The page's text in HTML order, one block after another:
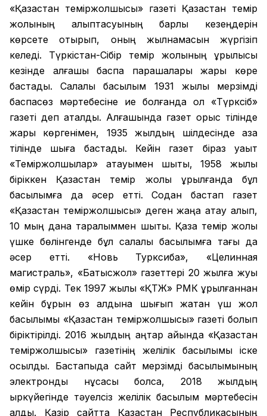
«Қазақстан теміржолшысы» газеті Қазақстан темір
жолының қалыптасуының барлық кезеңдерін
көрсете отырып, оның жылнамасын жүргізіп
келеді. Түркістан-Сібір темір жолының құрылысы
кезінде алғашқы баспа парақшалары жарық көре
бастады. Салалық басылым 1931 жылы мерзімді
баспасөз мәртебесіне ие болғанда ол «Түрксіб»
газеті деп аталды. Алғашында газет орыс тілінде
жарық көргенімен, 1935 жылдың шілдесінде қазақ
тілінде шыға бастады. Кейін газет біраз уақыт
«Теміржолшылар» атауымен шықты, 1958 жылы
біріккен Қазақстан темір жолы құрылғанда бұл
басылымға да әсер етті. Содан бастап газет
«Қазақстан теміржолшысы» деген жаңа атау алып,
10 мың дана таралыммен шықты. Қазақ темір жолы
үшке бөлінгенде бұл салалық басылымға тағы да
әсер етті. «Новь Турксиба», «Целинная
магистраль», «Батысжол» газеттері 20 жылға жуық
өмір сүрді. Тек 1997 жылы «ҚТЖ» РМК құрылғаннан
кейін бұрын өз алдына шығып жатқан үш жол
басылымы «Қазақстан теміржолшысы» газеті болып
біріктірілді. 2016 жылдың қаңтар айында «Қазақстан
теміржолшысы» газетінің желілік басылымы іске
қосылды. Бастапқыда сайт мерзімді басылымының
электронды нұсқасы болса, 2018 жылдың
қыркүйегінде тәуелсіз желілік басылым мәртебесін
алды. Қазір сайтта Қазақстан Республикасының